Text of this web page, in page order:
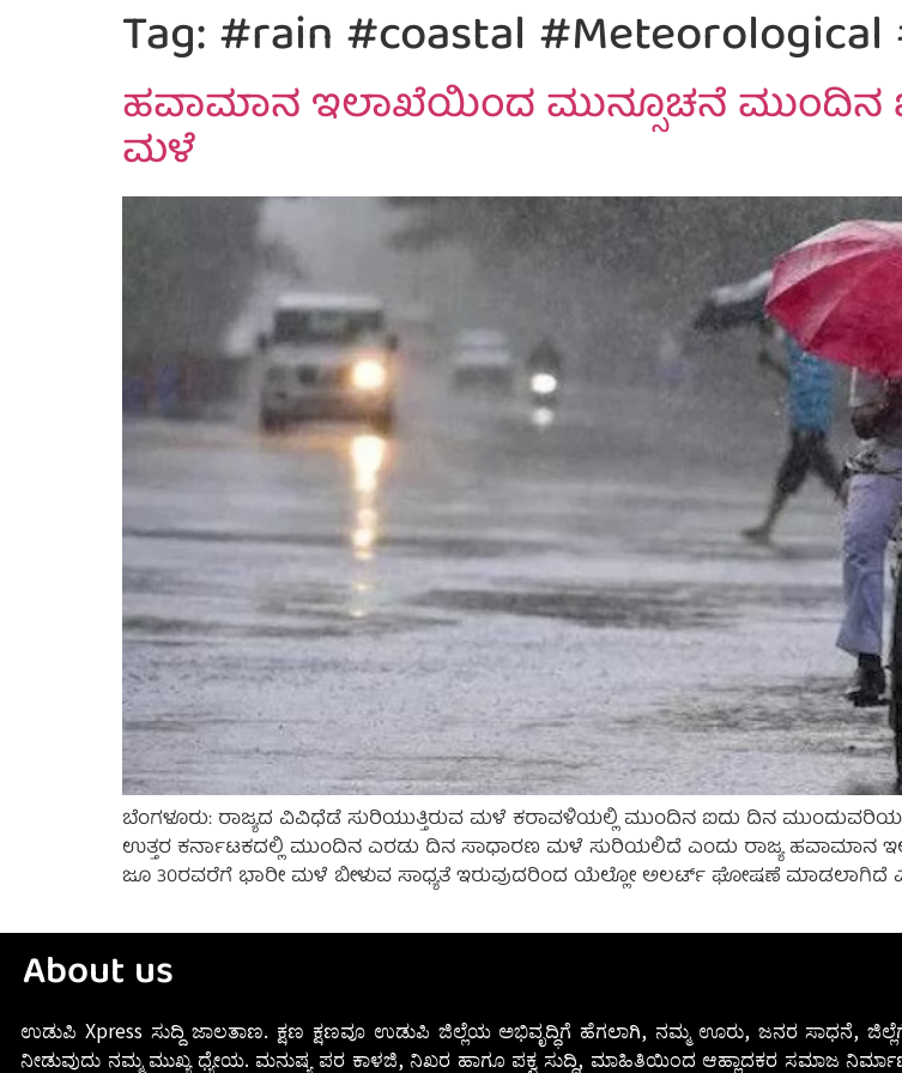
Tag:#rain #coastal
ಹವಾಮಾನ ಇಲಾಖೆಯಿಂದ ಮುನ್ಸೂಚನೆ ಮುಂದಿನ
ಮಳೆ
ಬೆಂಗಳೂರು: ರಾಜ್ಯದ ವಿವಿಧೆಡೆ ಸುರಿಯುತ್ತಿರುವ ಮಳೆ ಕರಾವಳಿಯಲ್ಲಿ ಮುಂದಿನ ಐದು ದಿನ
ಉತ್ತರ ಕರ್ನಾಟಕದಲ್ಲಿ ಮುಂದಿನ ಎರಡು ದಿನ ಸಾಧಾರಣ ಮಳೆ ಸುರಿಯಲಿದೆ ಎಂದು ರಾಜ್ಯ ಹವಾಮಾನ
ಜೂ 30ರವರೆಗೆ ಭಾರೀ ಮಳೆ ಬೀಳುವ ಸಾಧ್ಯತೆ ಇರುವುದರಿಂದ ಯೆಲ್ಲೋ ಅಲರ್ಟ್ ಘೋಷಣೆ ಮಾಡಲಾಗಿದೆ
About us
ಉಡುಪಿ Xpress ಸುದ್ದಿ ಜಾಲತಾಣ. ಕ್ಷಣ ಕ್ಷಣವೂ ಉಡುಪಿ ಜಿಲ್ಲೆಯ ಅಭಿವೃದ್ಧಿಗೆ ಹೆಗಲಾಗಿ, ನಮ್ಮ ಊರು, ಜನರ ಸಾಧನೆ,
ನೀಡುವುದು ನಮ್ಮ ಮುಖ್ಯ ಧ್ಯೇಯ. ಮನುಷ್ಯ ಪರ ಕಾಳಜಿ, ನಿಖರ ಹಾಗೂ ಪಕ್ವ ಸುದ್ದಿ, ಮಾಹಿತಿಯಿಂದ ಆಹ್ಲಾದಕರ ಸಮಾಜ